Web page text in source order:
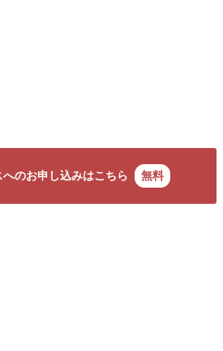
のお申し込みはこちら 無料